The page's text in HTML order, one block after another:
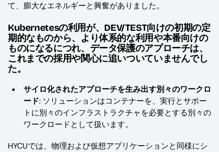
て、膨大なエネルギーと興奮がありました。
Kubernetesの利用が、DEV/TEST向けの初期の定
期的なものから、より体系的な利用や本番向けの
ものになるにつれ、データ保護のアプローチは、
これまでの採用や関心に追いついていませんでし
た。
サイロ化されたアプローチを生み出す別々のワークロ
ード: ソリューションはコンテナーを、実行とサポー
トに別々のインフラストラクチャを必要とする別々の
ワークロードとして扱います。
HYCUでは、物理および仮想アプリケーションと同様にシ